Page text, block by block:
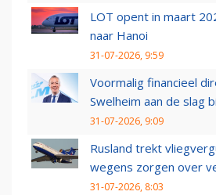
LOT opent in maart
naar Hanoi
31-07-2026, 9:59
Voormalig financieel
Swelheim aan de slag
31-07-2026, 9:09
Rusland trekt
wegens zorgen over
31-07-2026, 8:03